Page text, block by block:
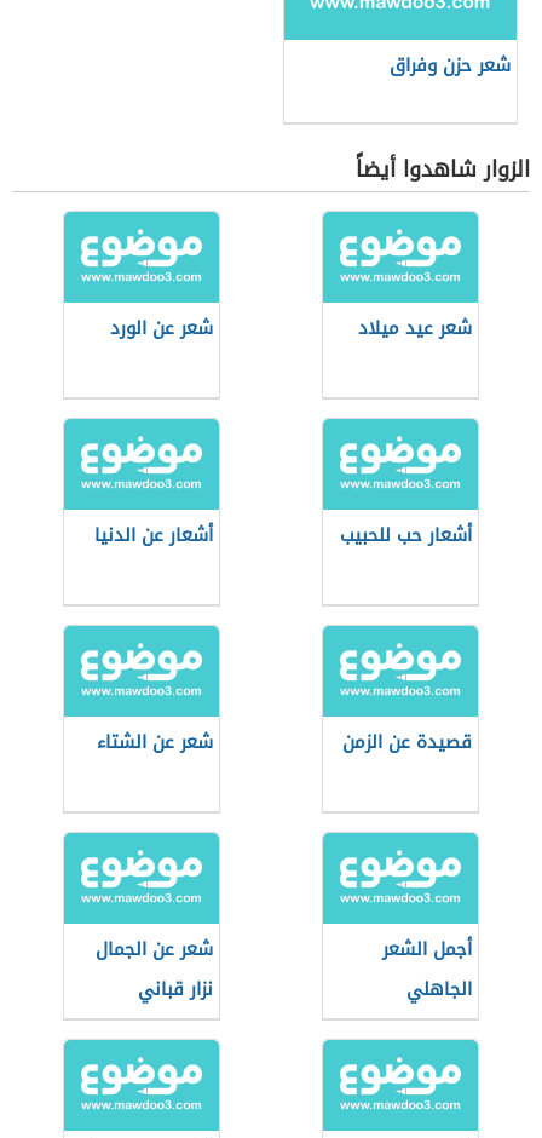
شعر حزن وفراق
الزوار شاهدوا أيضاً
شعر عيد ميلاد شعر عن الورد
أشعار حب للحبيب أشعار عن الدنيا
قصيدة عن الزمن شعر عن الشتاء
أجمل الشعر
الجاهلي
شعر عن الجمال
نزار قباني